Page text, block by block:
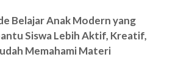
Belajar Anak Modern yang
Siswa Lebih Aktif, Kreatif,
Memahami Materi